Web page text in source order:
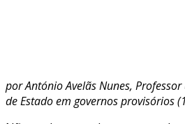
por António Avelãs Nunes,
de Estado em governos provisórios